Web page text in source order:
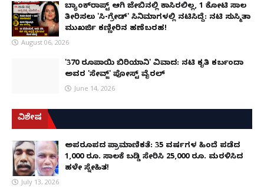
ಬ್ಯಾಂಕ್‌ರಾಪ್ಟ್‌ ಆಗಿ ಜೇಬಿನಲ್ಲಿ ಕಾಸಿರಲಿಲ್ಲ, ₹1 ಕೋಟಿ ಸಾಲ
ತೀರಿಸಲು 'ಸಿ-ಗ್ರೇಡ್' ಸಿನಿಮಾಗಳಲ್ಲಿ ನಟಿಸಿದ್ದೆ: ನಟಿ ಸುಸ್ಮಿತಾ
ಮುಖರ್ಜಿ ಕಣ್ಣೀರಿನ ಹಣೆಬರಹ!
August 06, 2026
'370 ರೂಪಾಯಿ ಬಿರಿಯಾನಿ' ವಿವಾದ: ನಟಿ ಕೃತಿ ಕರ್ಬಂದಾ
ಅವರ 'ಸೇವ್ಜ್' ಪೋಸ್ಟ್ ವೈರಲ್
June 14, 2026
ವಿಶೇಷ
ಅಪರೂಪದ ಪ್ರಾಮಾಣಿಕತೆ: 35 ವರ್ಷಗಳ ಹಿಂದೆ ಪಡೆದ
1,000 ರೂ. ಸಾಲಕ್ಕೆ ಬಡ್ಡಿ ಸೇರಿಸಿ 25,000 ರೂ. ಮರಳಿಸಿದ
ಹಳೇ ಸ್ನೇಹಿತ!
July 13, 2026